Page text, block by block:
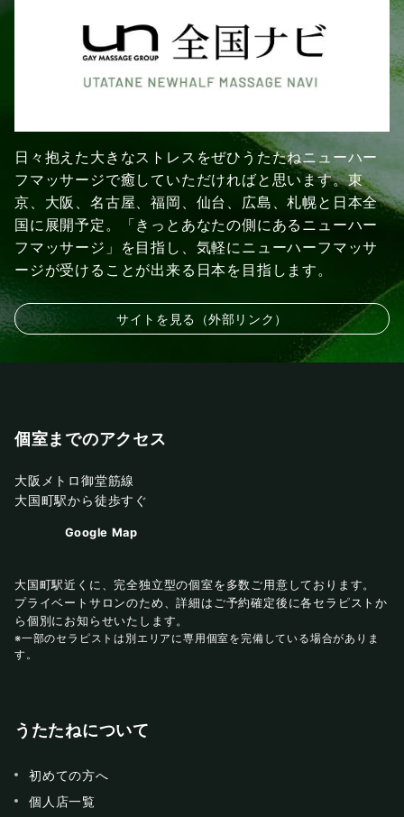
日々抱えた大きなストレスをぜひうたたねニューハー
フマッサージで癒していただければと思います。東
京、大阪、名古屋、福岡、仙台、広島、札幌と日本全
国に展開予定。「きっとあなたの側にあるニューハー
フマッサージ」を目指し、気軽にニューハーフマッサ
ージが受けることが出来る日本を目指します。
サイトを見る（外部リンク）
個室までのアクセス
大阪メトロ御堂筋線
大国町駅から徒歩すぐ
Google Map
大国町駅近くに、完全独立型の個室を多数ご用意しております。
プライベートサロンのため、詳細はご予約確定後に各セラピストか
ら個別にお知らせいたします。
※一部のセラピストは別エリアに専用個室を完備している場合がありま
す。
うたたねについて
初めての方へ
個人店一覧